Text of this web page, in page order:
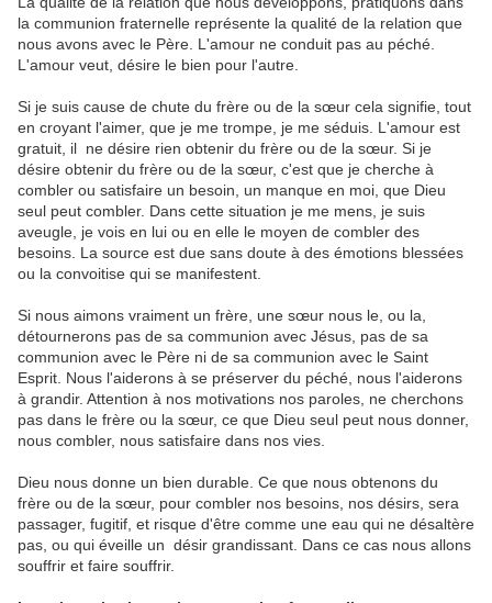
la communion fraternelle représente la qualité de la relation que
nous avons avec le Père. L'amour ne conduit pas au péché.
L'amour veut, désire le bien pour l'autre.
Si je suis cause de chute du frère ou de la sœur cela signifie, tout
en croyant l'aimer, que je me trompe, je me séduis. L'amour est
gratuit, il ne désire rien obtenir du frère ou de la sœur. Si je
désire obtenir du frère ou de la sœur, c'est que je cherche à
combler ou satisfaire un besoin, un manque en moi, que Dieu
seul peut combler. Dans cette situation je me mens, je suis
aveugle, je vois en lui ou en elle le moyen de combler des
besoins. La source est due sans doute à des émotions blessées
ou la convoitise qui se manifestent.
Si nous aimons vraiment un frère, une sœur nous le, ou la,
détournerons pas de sa communion avec Jésus, pas de sa
communion avec le Père ni de sa communion avec le Saint
Esprit. Nous l'aiderons à se préserver du péché, nous l'aiderons
à grandir. Attention à nos motivations nos paroles, ne cherchons
pas dans le frère ou la sœur, ce que Dieu seul peut nous donner,
nous combler, nous satisfaire dans nos vies.
Dieu nous donne un bien durable. Ce que nous obtenons du
frère ou de la sœur, pour combler nos besoins, nos désirs, sera
passager, fugitif, et risque d'être comme une eau qui ne désaltère
pas, ou qui éveille un désir grandissant. Dans ce cas nous allons
souffrir et faire souffrir.